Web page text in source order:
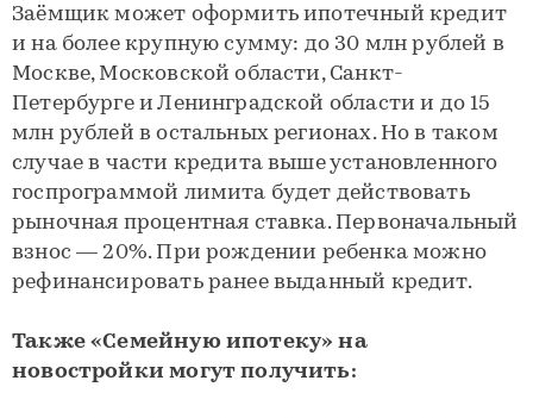
Заёмщик может оформить ипотечный кредит
и на более крупную сумму: до 30 млн рублей в
Москве, Московской области, Санкт-
Петербурге и Ленинградской области и до 15
млн рублей в остальных регионах. Но в таком
случае в части кредита выше установленного
госпрограммой лимита будет действовать
рыночная процентная ставка. Первоначальный
взнос — 20%. При рождении ребенка можно
рефинансировать ранее выданный кредит.
Также «Семейную ипотеку» на
новостройки могут получить: